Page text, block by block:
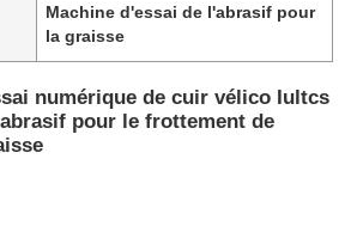
Machine d'essai de l'abrasif pour
la graisse
numérique de cuir vélico Iultcs
pour le frottement de